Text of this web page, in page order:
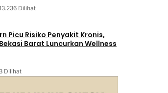
Dilihat
Picu Risiko Penyakit Kronis,
Barat Luncurkan Wellness
Dilihat